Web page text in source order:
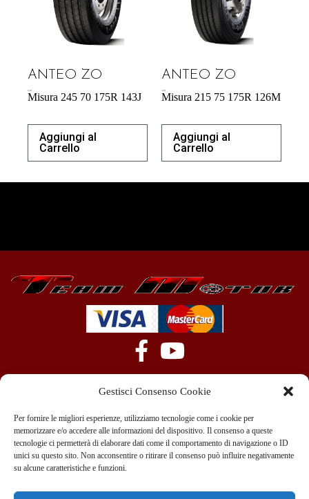
Gestisci Consenso Cookie
Per fornire le migliori esperienze, utilizziamo tecnologie come i cookie per
memorizzare e/o accedere alle informazioni del dispositivo. Il consenso a queste
tecnologie ci permetterà di elaborare dati come il comportamento di navigazione o ID
unici su questo sito. Non acconsentire o ritirare il consenso può influire negativamente
su alcune caratteristiche e funzioni.
ANTEO ZO
Misura 245 70 175R 143J
Aggiungi al
Carrello
ANTEO ZO
Misura 215 75 175R 126M
Aggiungi al
Carrello
+39 351 970 89 33
info@teammotor.it